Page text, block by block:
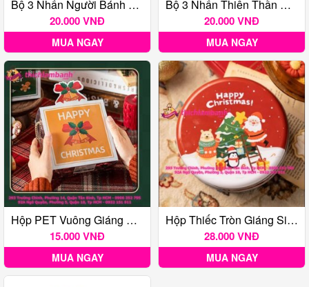
Bộ 3 Nhấn Người Bánh Quy Gừng Giáng Sinh
20.000 VNĐ
MUA NGAY
Bộ 3 Nhấn Thiên Thần Giáng Sinh
20.000 VNĐ
MUA NGAY
Hộp PET Vuông Giáng Sinh (Chuông Vàng)
15.000 VNĐ
MUA NGAY
Hộp Thiếc Tròn Giáng Sinh Happy
28.000 VNĐ
MUA NGAY